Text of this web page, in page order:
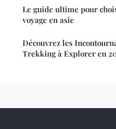
Le guide ultime pour
voyage en asie
Découvrez les
Trekking à Explorer en